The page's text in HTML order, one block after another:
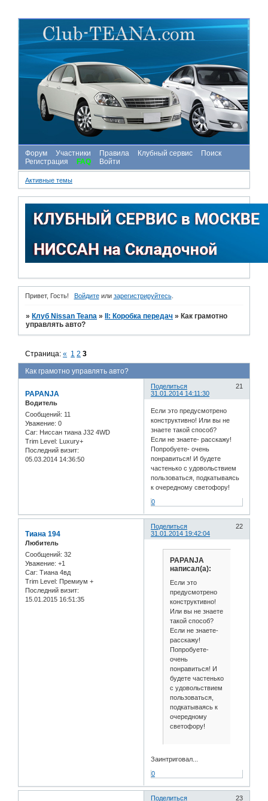
Форум Участники Правила Клубный сервис
Поиск
Регистрация
FAQ Войти
Активные темы
Привет, Гость! Войдитеили зарегистрируйтесь.
» Клуб Nissan Teana » II: Коробка передач » Как грамотно
управлять авто?
Как грамотно управлять авто?
Страница:« 1 2 3
Поделиться
21
31.01.2014 14:11:30
PAPANJA
Водитель
Сообщений: 11
Уважение: 0
Car: Ниссан тиана J32 4WD
Trim Level: Luxury+
Последний визит:
05.03.2014 14:36:50
Если это предусмотрено
конструктивно! Или вы не
знаете такой способ?
Если не знаете- расскажу!
Попробуете- очень
понравиться! И будете
частенько с удовольствием
пользоваться, подкатываясь
к очередному светофору!
0
Поделиться
22
31.01.2014 19:42:04
Тиана 194
Любитель
Сообщений: 32
Уважение: +1
Car: Тиана 4вд
Trim Level: Премиум +
Последний визит:
15.01.2015 16:51:35
PAPANJA
написал(а):
Если это
предусмотрено
конструктивно!
Или вы не знаете
такой способ?
Если не знаете-
расскажу!
Попробуете-
очень
понравиться! И
будете частенько
с удовольствием
пользоваться,
подкатываясь к
очередному
светофору!
Заинтриговал...
0
Поделиться
23